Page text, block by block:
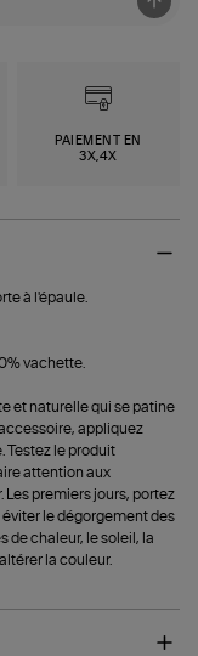
PAIEMENT EN
3X,4X
à l'épaule.
vachette.
et naturelle qui se patine
appliquez
Testez le produit
attention aux
premiers jours, portez
le dégorgement des
de chaleur, le soleil, la
la couleur.